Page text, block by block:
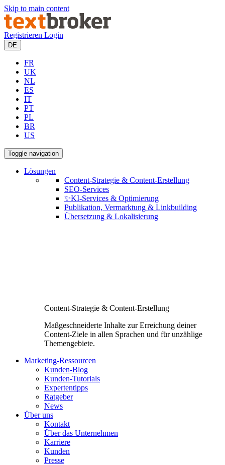
Skip to main content
Registrieren Login
DE
FR
UK
NL
ES
IT
PT
PL
BR
US
Toggle navigation
Lösungen
Content-Strategie & Content-Erstellung
SEO-Services
✨KI-Services & Optimierung
Publikation, Vermarktung & Linkbuilding
Übersetzung & Lokalisierung
Content-Strategie & Content-Erstellung
Maßgeschneiderte Inhalte zur Erreichung deiner
Content-Ziele in allen Sprachen und für unzählige
Themengebiete.
Marketing-Ressourcen
Kunden-Blog
Kunden-Tutorials
Expertentipps
Ratgeber
News
Über uns
Kontakt
Über das Unternehmen
Karriere
Kunden
Presse